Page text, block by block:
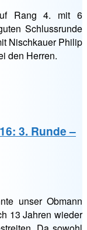
Rang 4. mit 6
Schlussrunde
Nischkauer Philip
den Herren.
3. Runde –
unser Obmann
13 Jahren wieder